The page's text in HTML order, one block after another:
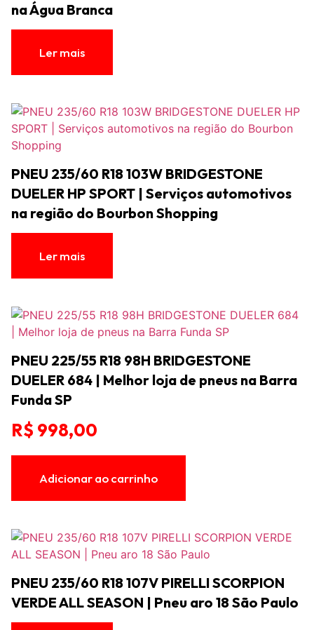
na Água Branca
Ler mais
PNEU 235/60 R18 103W BRIDGESTONE
DUELER HP SPORT | Serviços automotivos
na região do Bourbon Shopping
Ler mais
PNEU 225/55 R18 98H BRIDGESTONE
DUELER 684 | Melhor loja de pneus na Barra
Funda SP
R$ 998,00
Adicionar ao carrinho
PNEU 235/60 R18 107V PIRELLI SCORPION
VERDE ALL SEASON | Pneu aro 18 São Paulo